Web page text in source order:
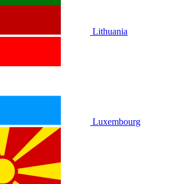
Lithuania
Luxembourg